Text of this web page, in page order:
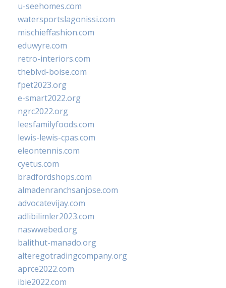
u-seehomes.com
watersportslagonissi.com
mischieffashion.com
eduwyre.com
retro-interiors.com
theblvd-boise.com
fpet2023.org
e-smart2022.org
ngrc2022.org
leesfamilyfoods.com
lewis-lewis-cpas.com
eleontennis.com
cyetus.com
bradfordshops.com
almadenranchsanjose.com
advocatevijay.com
adlibilimler2023.com
naswwebed.org
balithut-manado.org
alteregotradingcompany.org
aprce2022.com
ibie2022.com